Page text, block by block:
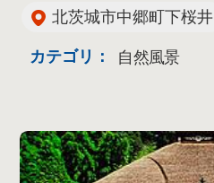
北茨城市中郷町下桜井
カテゴリ： 自然風景